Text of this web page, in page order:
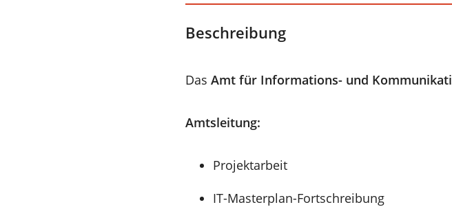
Beschreibung
Das Amt für Informations- und
Amtsleitung:
Projektarbeit
IT-Masterplan-Fortschreibung